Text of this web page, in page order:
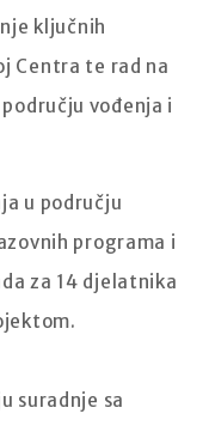
ključnih
Centra te rad na
vođenja i
u području
programa i
za 14 djelatnika
suradnje sa